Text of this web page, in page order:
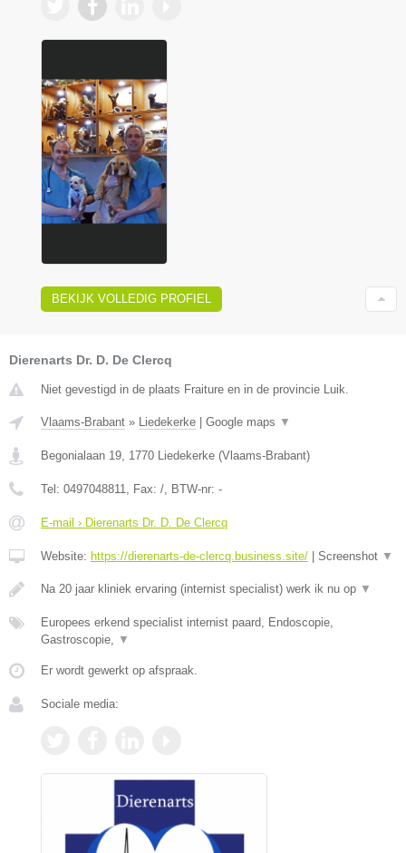
BEKIJK VOLLEDIG PROFIEL
Dierenarts Dr. D. De Clercq
Niet gevestigd in de plaats Fraiture en in de provincie Luik.
Vlaams-Brabant » Liedekerke | Google maps ▼
Begonialaan 19 1770 Liedekerke (Vlaams-Brabant)
Tel: 0497048811 , Fax: / , BTW-nr: -
E-mail › Dierenarts Dr. D. De Clercq
Website: https://dierenarts-de-clercq.business.site/ | Screenshot ▼
Na 20 jaar kliniek ervaring (internist specialist) werk ik nu op ▼
Europees erkend specialist internist paard, Endoscopie,
Gastroscopie,
▼
Er wordt gewerkt op afspraak.
Sociale media: